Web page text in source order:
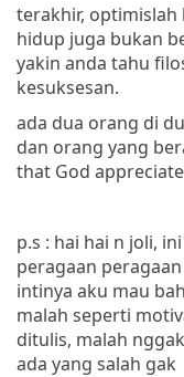
terakhir, optimislah
hidup juga bukan
yakin anda tahu
kesuksesan.
ada dua orang di
dan orang yang
that God
p.s : hai hai n joli,
peragaan
intinya aku mau
malah seperti
ditulis, malah
ada yang salah gak